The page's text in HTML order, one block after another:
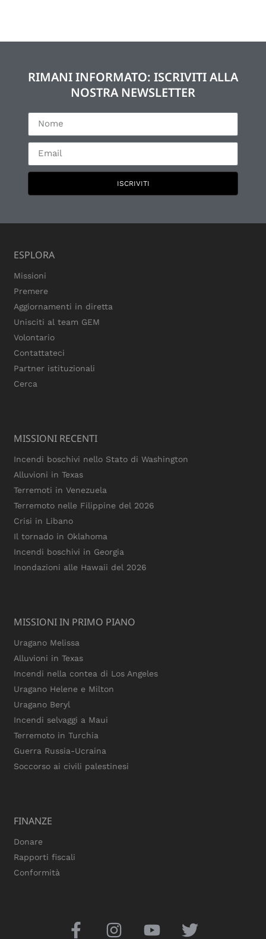
RIMANI INFORMATO: ISCRIVITI ALLA
NOSTRA NEWSLETTER
ISCRIVITI
ESPLORA
Missioni
Premere
Aggiornamenti in diretta
Unisciti al team GEM
Volontario
Contattateci
Partner istituzionali
Cerca
MISSIONI RECENTI
Incendi boschivi nello Stato di Washington
Alluvioni in Texas
Terremoti in Venezuela
Terremoto nelle Filippine del 2026
Crisi in Libano
Il tornado in Oklahoma
Incendi boschivi in Georgia
Inondazioni alle Hawaii del 2026
MISSIONI IN PRIMO PIANO
Uragano Melissa
Alluvioni in Texas
Incendi nella contea di Los Angeles
Uragano Helene e Milton
Uragano Beryl
Incendi selvaggi a Maui
Terremoto in Turchia
Guerra Russia-Ucraina
Soccorso ai civili palestinesi
FINANZE
Donare
Rapporti fiscali
Conformità